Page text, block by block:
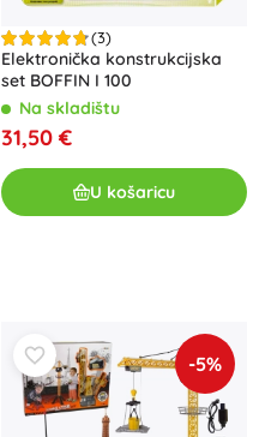
(3)
Elektronička konstrukcijska
set BOFFIN I 100
Na skladištu
31,50 €
U košaricu
-5%